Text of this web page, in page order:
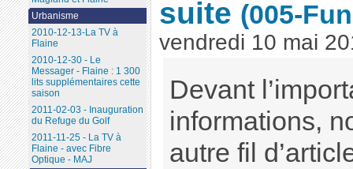
suite (005-
vendredi 10 mai
Devant
informations,
autre fil
Urbanisme
2010-12-13-La TV à
Flaine
2010-12-30 - Le
Messager - Flaine : 1 300
lits supplémentaires cette
saison
2011-02-03 - Inauguration
du Refuge du Golf
2011-11-25 - La TV à
Flaine - avec Fibre
Optique - MAJ